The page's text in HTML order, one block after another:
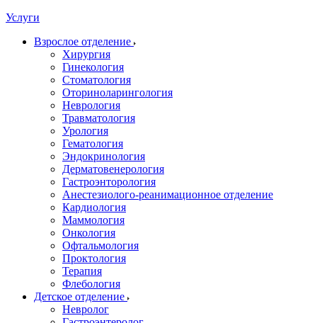
Услуги
Взрослое отделение
Хирургия
Гинекология
Стоматология
Оториноларингология
Неврология
Травматология
Урология
Гематология
Эндокринология
Дерматовенерология
Гастроэнторология
Анестезиолого-реанимационное отделение
Кардиология
Маммология
Онкология
Офтальмология
Проктология
Терапия
Флебология
Детское отделение
Невролог